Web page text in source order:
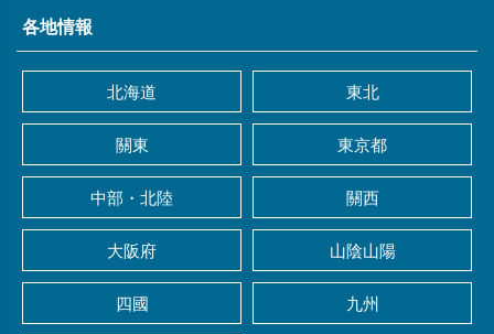
各地情報
北海道 東北
關東 東京都
中部・北陸 關西
大阪府 山陰山陽
四國 九州